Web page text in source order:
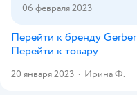
06 февраля 2023
Перейти к бренду Gerber
Перейти к товару
20 января 2023 · Ирина Ф.